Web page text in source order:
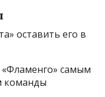
оставить его в
«Фламенго» самым
команды